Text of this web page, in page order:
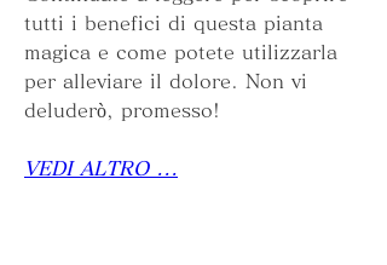
tutti i benefici di questa pianta
magica e come potete utilizzarla
per alleviare il dolore. Non vi
deluderò, promesso!
VEDI ALTRO ...